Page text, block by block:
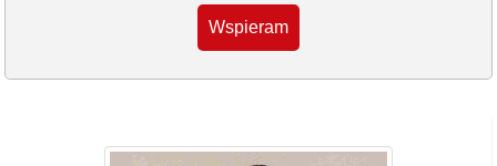
Wspieram